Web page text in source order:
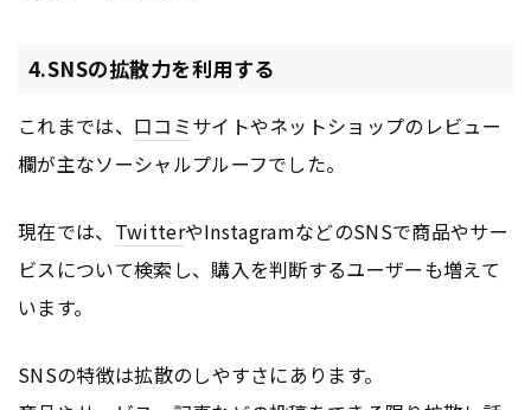
4.SNSの拡散力を利用する
これまでは、 口コミサイトやネットショップのレビュー
欄が主なソーシャルプルーフでした。
現在では、 TwitterやInstagramなどのSNSで商品やサー
ビスについて検索し、購入を判断するユーザーも増えて
います。
SNSの特徴は拡散のしやすさにあります。